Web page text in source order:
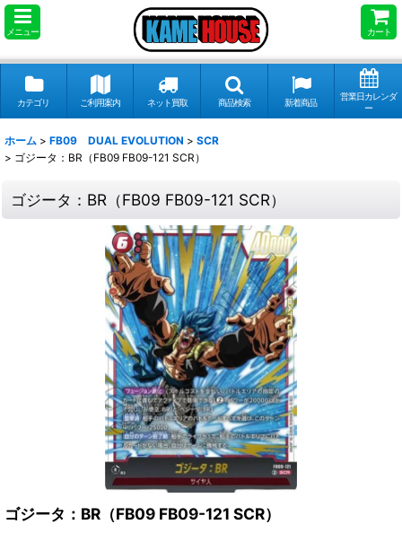
メニュー カート
カテゴリ ご利用案内 ネット買取 商品検索 新着商品
営業日カレンダ
ー
ホーム > FB09 DUAL EVOLUTION > SCR
> ゴジータ：BR（FB09 FB09-121 SCR）
ゴジータ：BR（FB09 FB09-121 SCR）
ゴジータ：BR（FB09 FB09-121 SCR）